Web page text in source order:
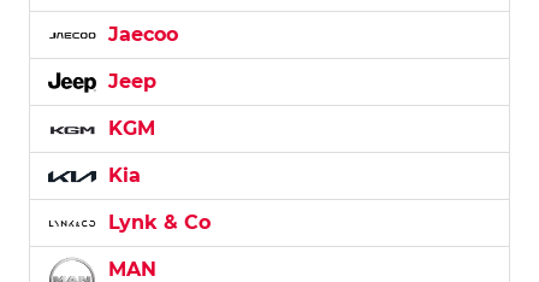
Jaecoo
Jeep
KGM
Kia
Lynk & Co
MAN